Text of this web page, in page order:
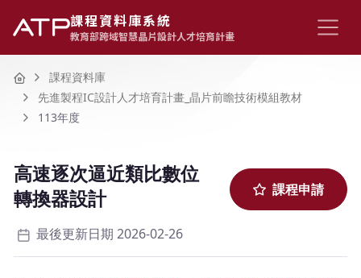
課程資料庫系統
教育部跨域智慧晶片設計人才培育計畫
Home課程資料庫
先進製程IC設計人才培育計畫_晶片前瞻技術模組教材
113年度
高速逐次逼近類比數位
轉換器設計
課程申請
最後更新日期 2026-02-26